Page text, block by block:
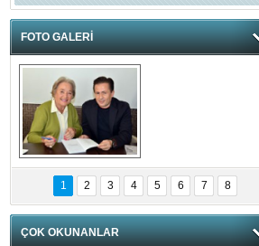
FOTO GALERİ
hnzzzna
1 2 3 4 5 6 7 8
ÇOK OKUNANLAR